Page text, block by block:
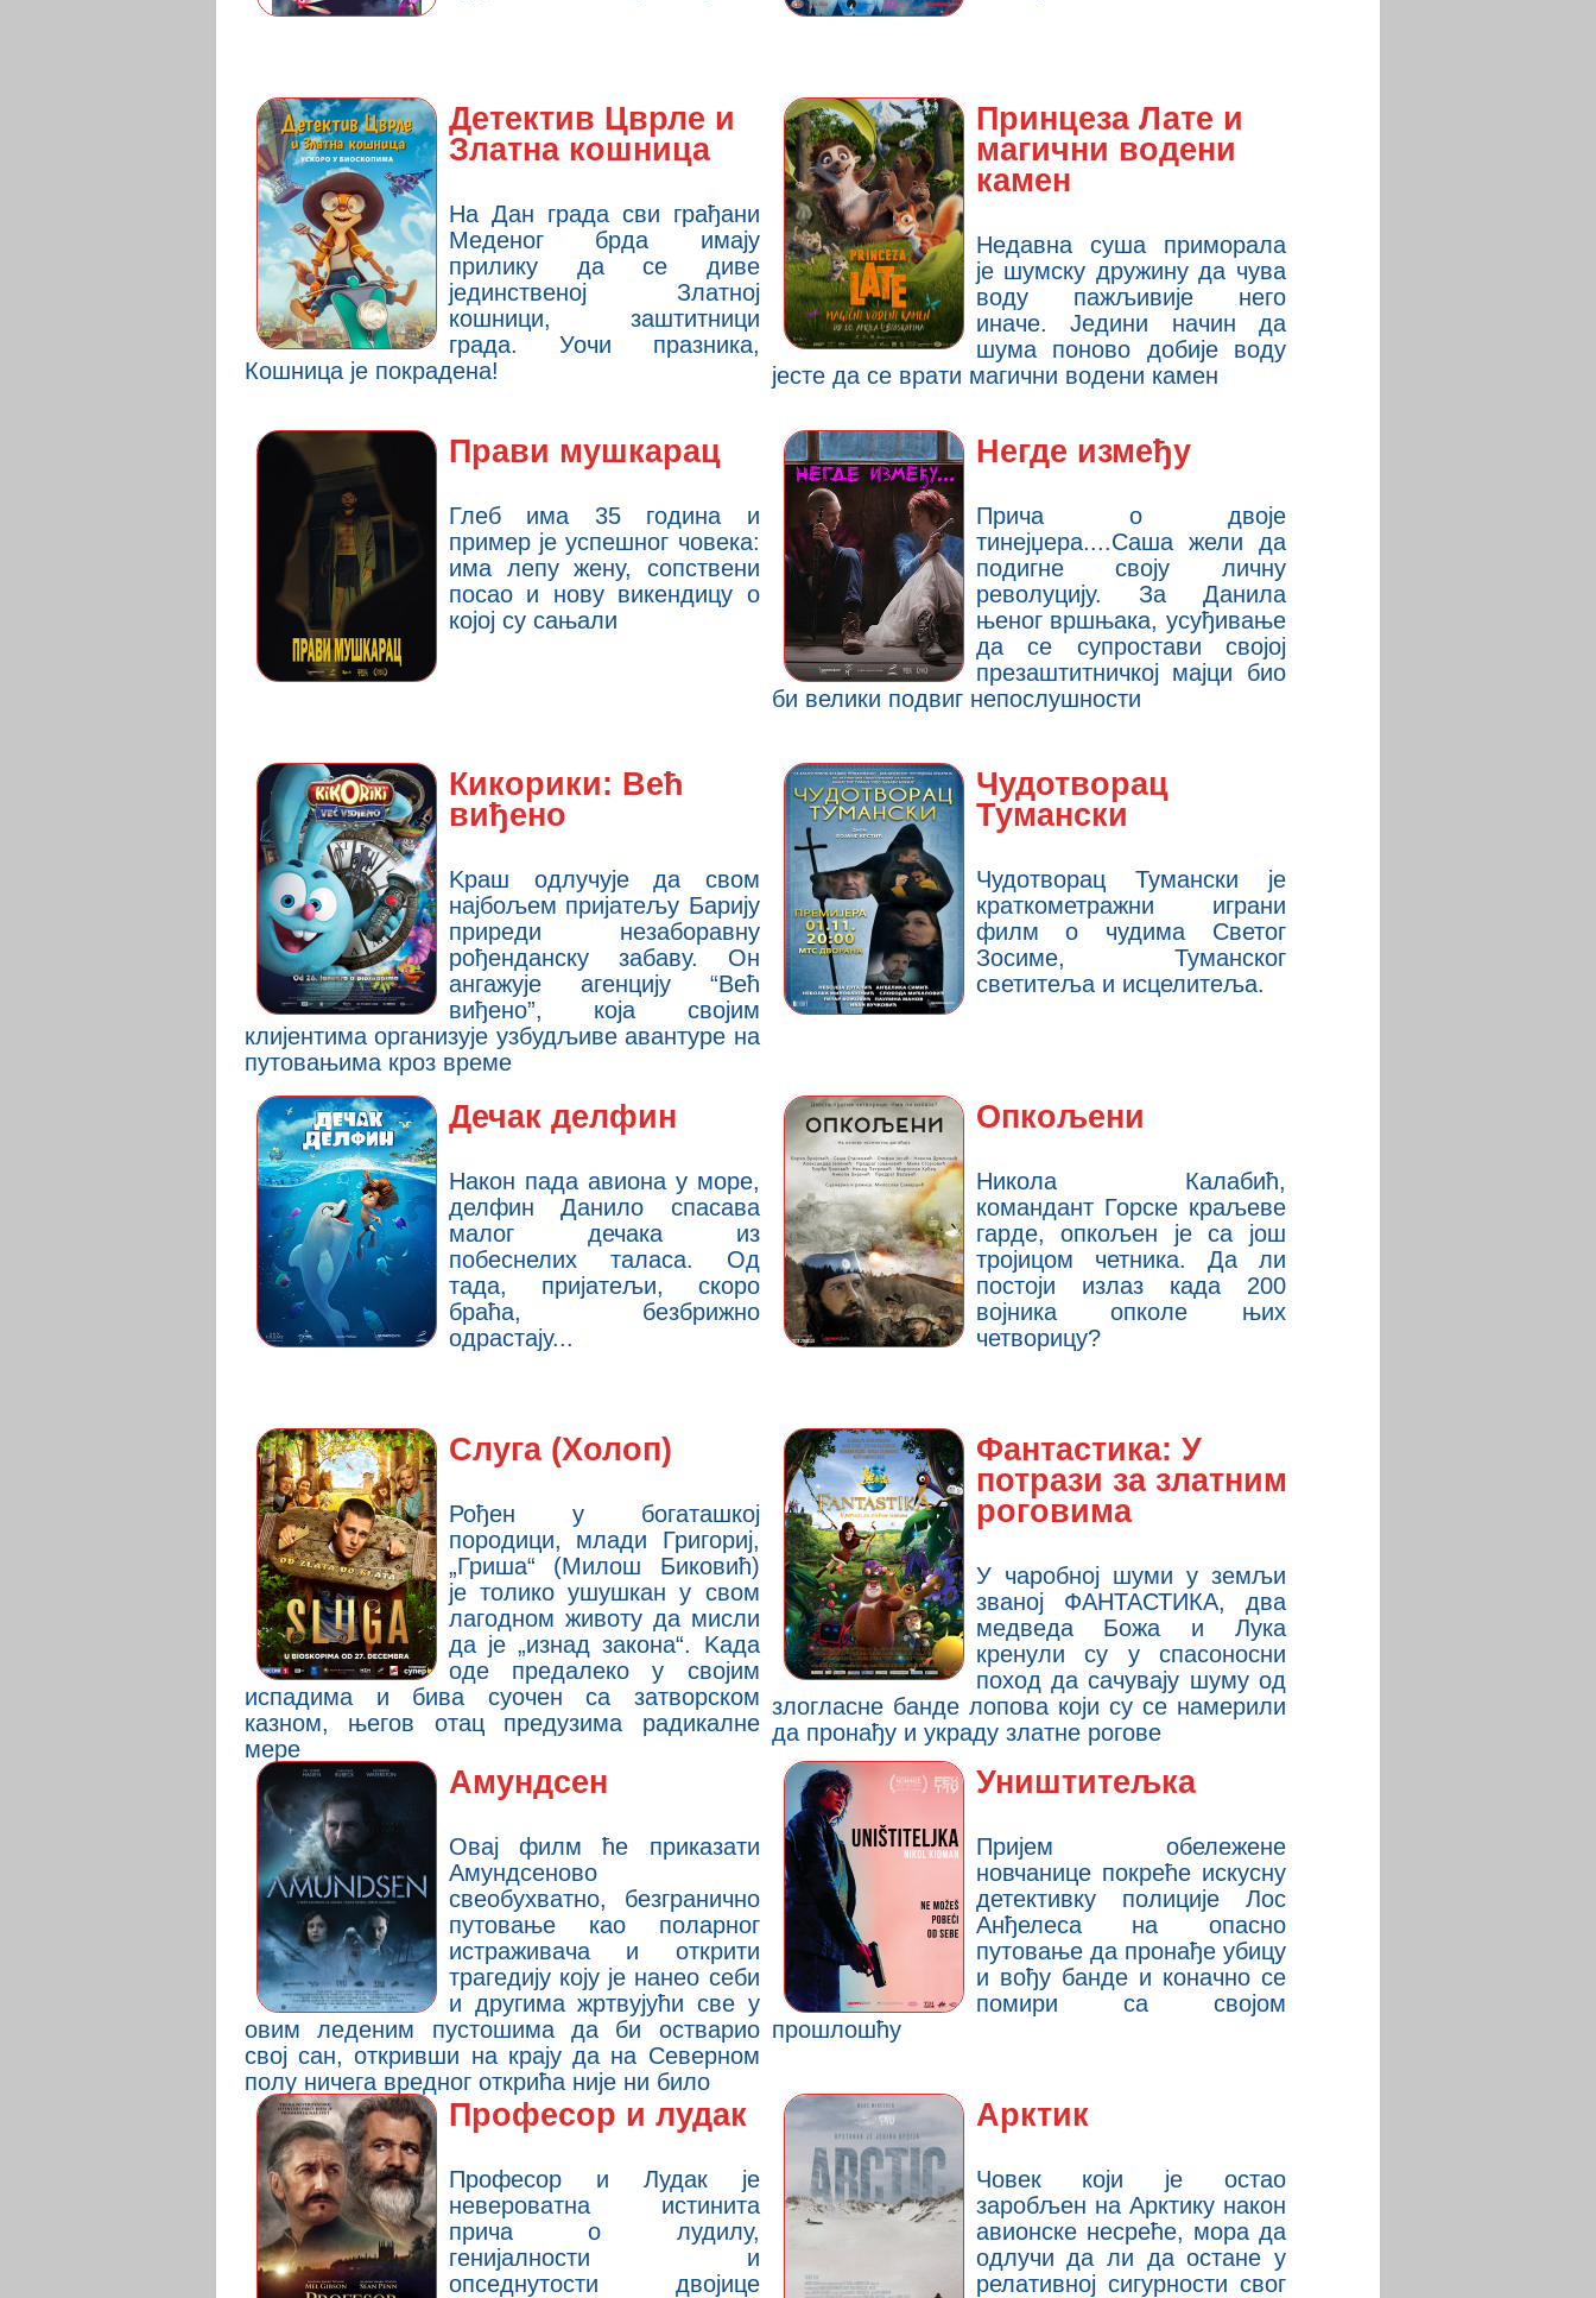
Детектив Цврле и
Златна кошница
На Дан града сви грађани
Меденог брда имају
прилику да се диве
јединственој Златној
кошници, заштитници
града. Уочи празника,
Кошница је покрадена!
Принцеза Лате и
магични водени
камен
Недавна суша приморала
је шумску дружину да чува
воду пажљивије него
иначе. Једини начин да
шума поново добије воду
јесте да се врати магични водени камен
Прави мушкарац
Глеб има 35 година и
пример је успешног човека:
има лепу жену, сопствени
посао и нову викендицу о
којој су сањали
Негде између
Прича о двоје
тинејџера....Саша жели да
подигне своју личну
револуцију. За Данила
њеног вршњака, усуђивање
да се супростави својој
презаштитничкој мајци био
би велики подвиг непослушности
Кикорики: Већ
виђено
Kраш одлучује да свом
најбољем пријатељу Барију
приреди незаборавну
рођенданску забаву. Он
ангажује агенцију “Већ
виђено”, која својим
клијентима организује узбудљиве авантуре на
путовањима кроз време
Чудотворац
Тумански
Чудотворац Тумански је
краткометражни играни
филм о чудима Светог
Зосиме, Туманског
светитеља и исцелитеља.
Дечак делфин
Након пада авиона у море,
делфин Данило спасава
малог дечака из
побеснелих таласа. Од
тада, пријатељи, скоро
браћа, безбрижно
одрастају...
Опкољени
Никола Калабић,
командант Горске краљеве
гарде, опкољен је са још
тројицом четника. Да ли
постоји излаз када 200
војника опколе њих
четворицу?
Слуга (Холоп)
Рођен у богаташкој
породици, млади Григориј,
„Гриша“ (Милош Биковић)
је толико ушушкан у свом
лагодном животу да мисли
да је „изнад закона“. Kада
оде предалеко у својим
испадима и бива суочен са затворском
казном, његов отац предузима радикалне
мере
Фантастика: У
потрази за златним
роговима
У чаробној шуми у земљи
званој ФАНТАСТИКА, два
медведа Божа и Лука
кренули су у спасоносни
поход да сачувају шуму од
злогласне банде лопова који су се намерили
да пронађу и украду златне рогове
Амундсен
Овај филм ће приказати
Амундсеново
свеобухватно, безгранично
путовање као поларног
истраживача и открити
трагедију коју је нанео себи
и другима жртвујући све у
овим леденим пустошима да би остварио
свој сан, откривши на крају да на Северном
полу ничега вредног открића није ни било
Уништитељка
Пријем обележене
новчанице покреће искусну
детективку полиције Лос
Анђелеса на опасно
путовање да пронађе убицу
и вођу банде и коначно се
помири са својом
прошлошћу
Професор и лудак
Професор и Лудак је
невероватна истинита
прича о лудилу,
генијалности и
опседнутости двојице
Арктик
Човек који је остао
заробљен на Арктику након
авионске несреће, мора да
одлучи да ли да остане у
релативној сигурности свог